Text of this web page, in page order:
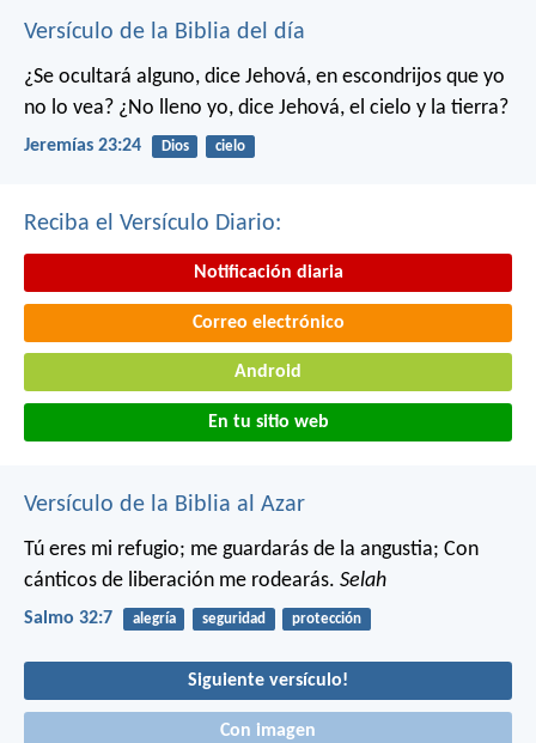
Versículo de la Biblia del día
¿Se ocultará alguno, dice Jehová, en escondrijos que yo
no lo vea? ¿No lleno yo, dice Jehová, el cielo y la tierra?
Jeremías 23:24 Dios cielo
Reciba el Versículo Diario:
Notificación diaria
Correo electrónico
Android
En tu sitio web
Versículo de la Biblia al Azar
Tú eres mi refugio; me guardarás de la angustia; Con
cánticos de liberación me rodearás. Selah
Salmo 32:7 alegría seguridad protección
Siguiente versículo!
Con imagen